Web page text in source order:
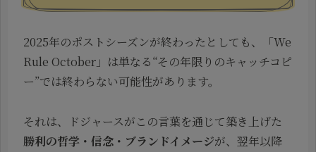
2025年のポストシーズンが終わったとしても、「We
Rule October」は単なる“その年限りのキャッチコピ
ー”では終わらない可能性があります。
それは、ドジャースがこの言葉を通じて築き上げた
勝利の哲学・信念・ブランドイメージが、翌年以降